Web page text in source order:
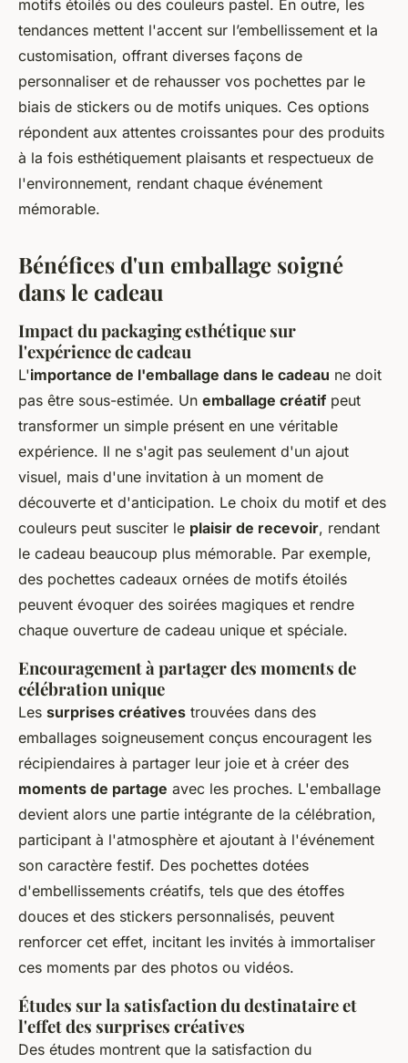
motifs étoilés ou des couleurs pastel. En outre, les
tendances mettent l'accent sur l’embellissement et la
customisation, offrant diverses façons de
personnaliser et de rehausser vos pochettes par le
biais de stickers ou de motifs uniques. Ces options
répondent aux attentes croissantes pour des produits
à la fois esthétiquement plaisants et respectueux de
l'environnement, rendant chaque événement
mémorable.
Bénéfices d'un emballage soigné
dans le cadeau
Impact du packaging esthétique sur
l'expérience de cadeau
L'importance de l'emballage dans le cadeau ne doit
pas être sous-estimée. Un emballage créatif peut
transformer un simple présent en une véritable
expérience. Il ne s'agit pas seulement d'un ajout
visuel, mais d'une invitation à un moment de
découverte et d'anticipation. Le choix du motif et des
couleurs peut susciter le plaisir de recevoir, rendant
le cadeau beaucoup plus mémorable. Par exemple,
des pochettes cadeaux ornées de motifs étoilés
peuvent évoquer des soirées magiques et rendre
chaque ouverture de cadeau unique et spéciale.
Encouragement à partager des moments de
célébration unique
Les surprises créatives trouvées dans des
emballages soigneusement conçus encouragent les
récipiendaires à partager leur joie et à créer des
moments de partage avec les proches. L'emballage
devient alors une partie intégrante de la célébration,
participant à l'atmosphère et ajoutant à l'événement
son caractère festif. Des pochettes dotées
d'embellissements créatifs, tels que des étoffes
douces et des stickers personnalisés, peuvent
renforcer cet effet, incitant les invités à immortaliser
ces moments par des photos ou vidéos.
Études sur la satisfaction du destinataire et
l'effet des surprises créatives
Des études montrent que la satisfaction du